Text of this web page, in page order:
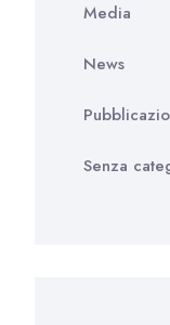
Media
News
Senza